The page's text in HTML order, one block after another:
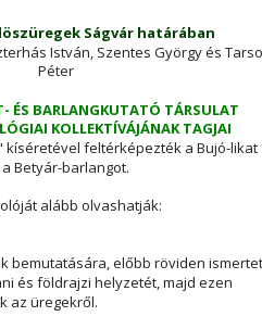
Ságvár határában
István, Szentes György és
Péter
ÉS BARLANGKUTATÓ TÁRSULAT
KOLLEKTÍVÁJÁNAK TAGJAI
kíséretével feltérképezték a Bujó-
Betyár-barlangot.
alább olvashatják:
bemutatására, előbb röviden
és földrajzi helyzetét, majd ezen
az üregekről.